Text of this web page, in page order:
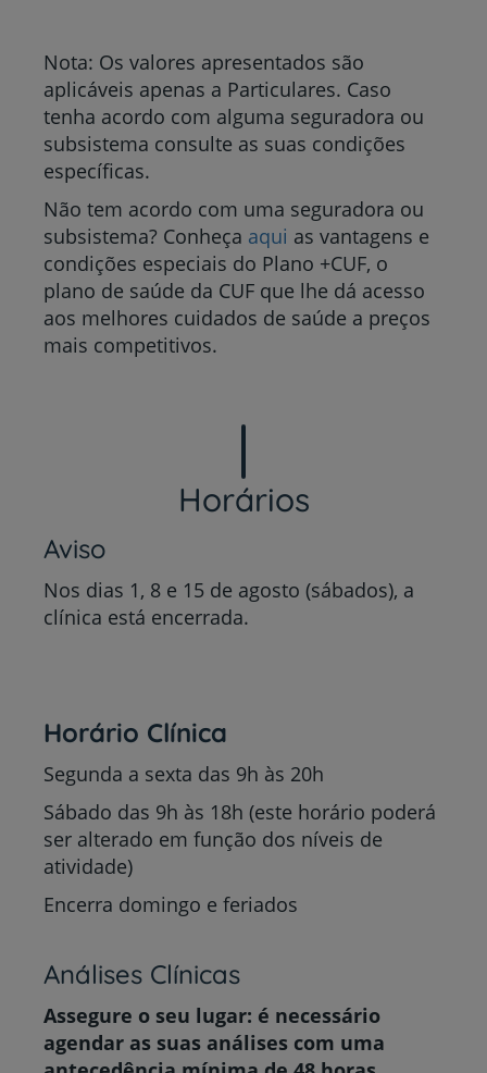
Nota: Os valores apresentados são
aplicáveis apenas a Particulares. Caso
tenha acordo com alguma seguradora ou
subsistema consulte as suas condições
específicas.
Não tem acordo com uma seguradora ou
subsistema? Conheça aqui as vantagens e
condições especiais do Plano +CUF, o
plano de saúde da CUF que lhe dá acesso
aos melhores cuidados de saúde a preços
mais competitivos.
Horários
Aviso
Nos dias 1, 8 e 15 de agosto (sábados), a
clínica está encerrada.
Horário Clínica
Segunda a sexta das 9h às 20h
Sábado das 9h às 18h (este horário poderá
ser alterado em função dos níveis de
atividade)
Encerra domingo e feriados
Análises Clínicas
Assegure o seu lugar: é necessário
agendar as suas análises com uma